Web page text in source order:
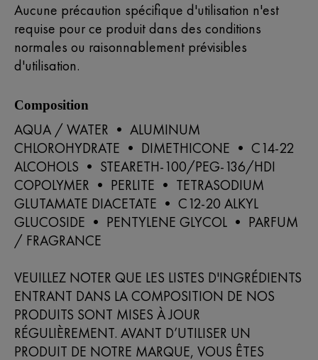
Aucune précaution spécifique d'utilisation n'est
requise pour ce produit dans des conditions
normales ou raisonnablement prévisibles
d'utilisation.
Composition
AQUA / WATER • ALUMINUM
CHLOROHYDRATE • DIMETHICONE • C14-22
ALCOHOLS • STEARETH-100/PEG-136/HDI
COPOLYMER • PERLITE • TETRASODIUM
GLUTAMATE DIACETATE • C12-20 ALKYL
GLUCOSIDE • PENTYLENE GLYCOL • PARFUM
/ FRAGRANCE
VEUILLEZ NOTER QUE LES LISTES D'INGRÉDIENTS
ENTRANT DANS LA COMPOSITION DE NOS
PRODUITS SONT MISES À JOUR
RÉGULIÈREMENT. AVANT D’UTILISER UN
PRODUIT DE NOTRE MARQUE, VOUS ÊTES